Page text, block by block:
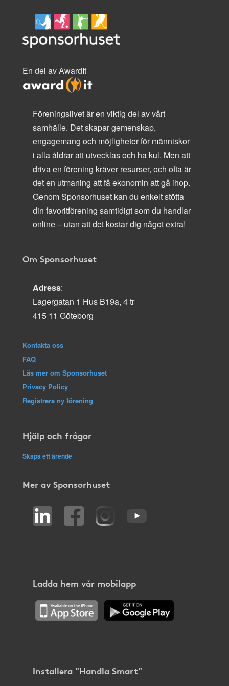
En del av AwardIt
Föreningslivet är en viktig del av vårt
samhälle. Det skapar gemenskap,
engagemang och möjligheter för människor
i alla åldrar att utvecklas och ha kul. Men att
driva en förening kräver resurser, och ofta är
det en utmaning att få ekonomin att gå ihop.
Genom Sponsorhuset kan du enkelt stötta
din favoritförening samtidigt som du handlar
online – utan att det kostar dig något extra!
Om Sponsorhuset
Adress:
Lagergatan 1 Hus B19a, 4 tr
415 11 Göteborg
Kontakta oss
FAQ
Läs mer om Sponsorhuset
Privacy Policy
Registrera ny förening
Hjälp och frågor
Skapa ett ärende
Mer av Sponsorhuset
Ladda hem vår mobilapp
Installera "Handla Smart"